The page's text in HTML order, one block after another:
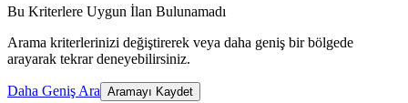
Bu Kriterlere Uygun İlan Bulunamadı
Arama kriterlerinizi değiştirerek veya daha geniş bir bölgede
arayarak tekrar deneyebilirsiniz.
Daha Geniş Ara Aramayı Kaydet